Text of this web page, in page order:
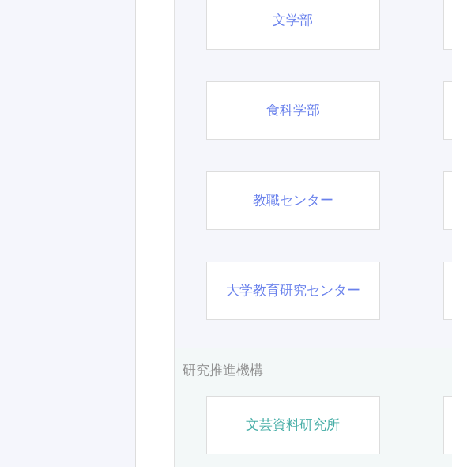
文学部
食科学部
教職センター
大学教育研究センター
研究推進機構
文芸資料研究所